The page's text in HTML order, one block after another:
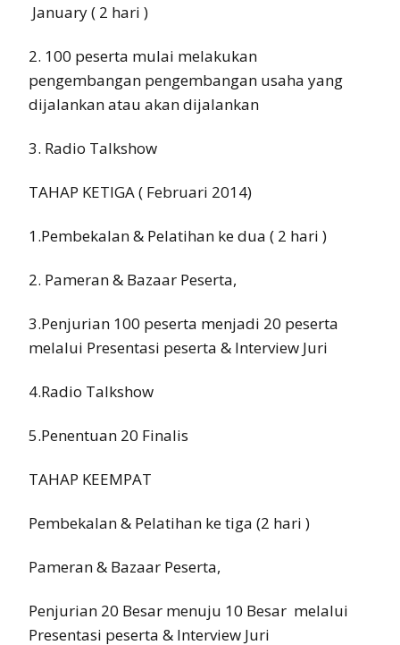
January ( 2 hari )
2. 100 peserta mulai melakukan
pengembangan pengembangan usaha yang
dijalankan atau akan dijalankan
3. Radio Talkshow
TAHAP KETIGA ( Februari 2014)
1.Pembekalan & Pelatihan ke dua ( 2 hari )
2. Pameran & Bazaar Peserta,
3.Penjurian 100 peserta menjadi 20 peserta
melalui Presentasi peserta & Interview Juri
4.Radio Talkshow
5.Penentuan 20 Finalis
TAHAP KEEMPAT
Pembekalan & Pelatihan ke tiga (2 hari )
Pameran & Bazaar Peserta,
Penjurian 20 Besar menuju 10 Besar melalui
Presentasi peserta & Interview Juri